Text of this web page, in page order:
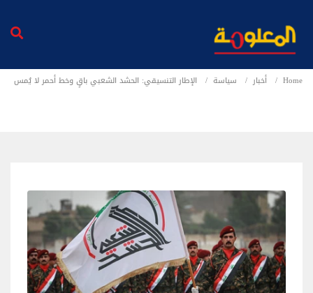
Home أخبار سياسة الإطار التنسيقي: الحشد الشعبي باقٍ وخط أحمر لا يُمس